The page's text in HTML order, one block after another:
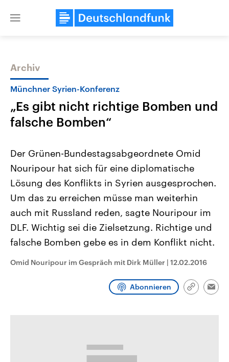
Close
Themen
Landtagswahl Sachsen-Anhalt
2026
Alle Informationen
Sachsen-Anhalt wählt am 6.
September 2026 einen neuen
Landtag. Seit 2021 wird das
Bundesland von einer Koalition aus
CDU, SPD und FDP regiert.-
Umfragen, Prognosen,
und Hintergründe zu den Parteien
und Kandidaten der anstehenden
Aktuelle Beiträge,
Hintergründe
Wirtschaftlich und
gehören die Vereinigten
den mächtigsten Ländern
mit großem Einfluss auf
aktuelle Weltgeschehen.
Sendungen Programm Podcasts
Archiv
Münchner Syrien-Konferenz
„Es gibt nicht richtige Bomben und
falsche Bomben“
Der Grünen-Bundestagsabgeordnete Omid
Nouripour hat sich für eine diplomatische
Lösung des Konflikts in Syrien ausgesprochen.
Um das zu erreichen müsse man weiterhin
auch mit Russland reden, sagte Nouripour im
DLF. Wichtig sei die Zielsetzung. Richtige und
falsche Bomben gebe es in dem Konflikt nicht.
Omid Nouripour im Gespräch mit Dirk Müller | 12.02.2016
Abonnieren
Link